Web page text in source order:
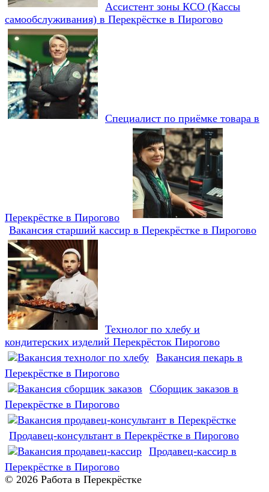
Ассистент зоны КСО (Кассы
самообслуживания) в Перекрёстке в Пирогово
Специалист по приёмке товара в
Перекрёстке в Пирогово
Вакансия старший кассир в Перекрёстке в Пирогово
Технолог по хлебу и
кондитерских изделий Перекрёсток Пирогово
Вакансия пекарь в
Перекрёстке в Пирогово
Сборщик заказов в
Перекрёстке в Пирогово
Продавец-консультант в Перекрёстке в Пирогово
Продавец-кассир в
Перекрёстке в Пирогово
© 2026 Работа в Перекрёстке